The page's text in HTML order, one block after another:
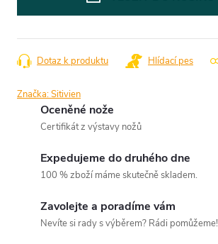
Dotaz k produktu Hlídací pes
Značka:Sitivien
Oceněné nože
Certifikát z výstavy nožů
Expedujeme do druhého dne
100 % zboží máme skutečně skladem.
Zavolejte a poradíme vám
Nevíte si rady s výběrem? Rádi pomůžeme!